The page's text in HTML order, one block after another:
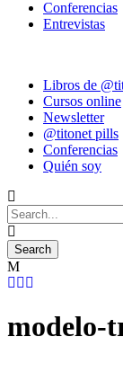
Conferencias
Entrevistas
Libros de
Cursos online
Newsletter
@titonet pills
Conferencias
Quién soy
modelo-